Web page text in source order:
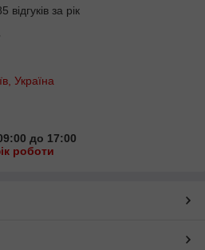
за рік
Україна
до 17:00
роботи